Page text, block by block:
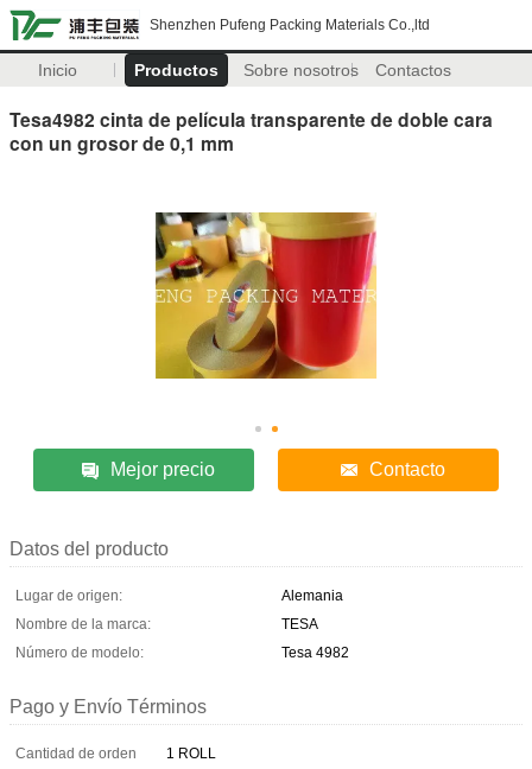
Shenzhen Pufeng Packing Materials Co.,ltd
Inicio Productos Sobre nosotros Contactos
Tesa4982 cinta de película transparente de doble cara
con un grosor de 0,1 mm
Mejor precio Contacto
Datos del producto
Lugar de origen:
Alemania
Nombre de la marca:
TESA
Número de modelo:
Tesa 4982
Pago y Envío Términos
Cantidad de orden
1 ROLL